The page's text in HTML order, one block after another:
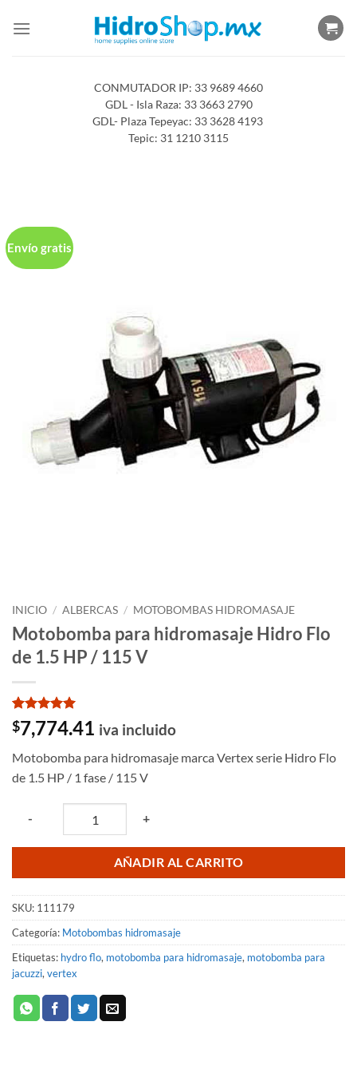
CONMUTADOR IP: 33 9689 4660
GDL - Isla Raza: 33 3663 2790
GDL- Plaza Tepeyac: 33 3628 4193
Tepic: 31 1210 3115
Envío gratis
INICIO / ALBERCAS / MOTOBOMBAS HIDROMASAJE
Motobomba para hidromasaje Hidro Flo
de 1.5 HP / 115 V
Valorado
con5 de 5
1
valoración
de un
cliente
$7,774.41 iva incluido
Motobomba para hidromasaje marca Vertex serie Hidro Flo
de 1.5 HP / 1 fase / 115 V
- +
AÑADIR AL CARRITO
SKU: 111179
Categoría: Motobombas hidromasaje
Etiquetas: hydro flo, motobomba para hidromasaje, motobomba para
jacuzzi, vertex